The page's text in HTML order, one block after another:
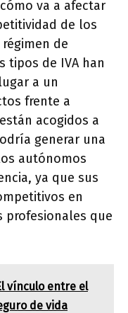
va a afectar
de los
de
tipos de IVA han
a un
frente a
acogidos a
generar una
autónomos
ya que sus
en
profesionales que
vínculo entre el
de vida